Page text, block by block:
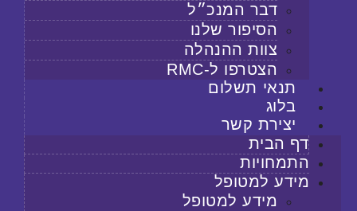
דבר המנכ״ל
הסיפור שלנו
צוות ההנהלה
הצטרפו ל-RMC
תנאי תשלום
בלוג
יצירת קשר
דף הבית
התמחויות
מידע למטופל
מידע למטופל